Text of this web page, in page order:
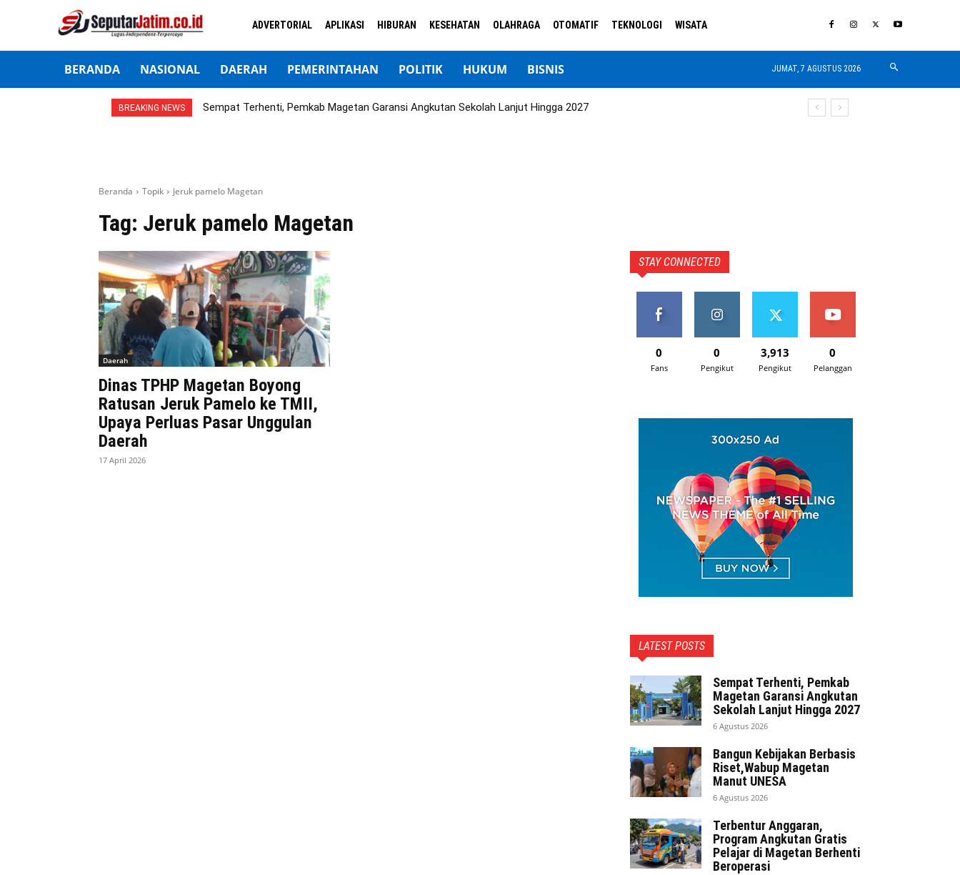
ADVERTORIAL APLIKASI HIBURAN KESEHATAN OLAHRAGA OTOMATIF TEKNOLOGI WISATA
BERANDA NASIONAL DAERAH PEMERINTAHAN POLITIK HUKUM BISNIS JUMAT, 7 AGUSTUS 2026
BREAKING NEWS Sempat Terhenti, Pemkab Magetan Garansi Angkutan Sekolah Lanjut Hingga 2027
Beranda Topik Jeruk pamelo Magetan
Tag: Jeruk pamelo Magetan
Daerah
Dinas TPHP Magetan Boyong
Ratusan Jeruk Pamelo ke TMII,
Upaya Perluas Pasar Unggulan
Daerah
17 April 2026
STAY CONNECTED
0
Fans
0
Pengikut
3,913
Pengikut
0
Pelanggan
LATEST POSTS
Sempat Terhenti, Pemkab
Magetan Garansi Angkutan
Sekolah Lanjut Hingga 2027
6 Agustus 2026
Bangun Kebijakan Berbasis
Riset,Wabup Magetan
Manut UNESA
6 Agustus 2026
Terbentur Anggaran,
Program Angkutan Gratis
Pelajar di Magetan Berhenti
Beroperasi